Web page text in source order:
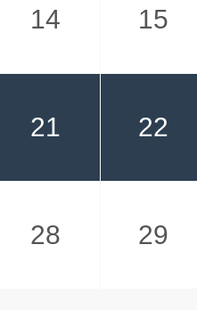
14 15
21 22
28 29